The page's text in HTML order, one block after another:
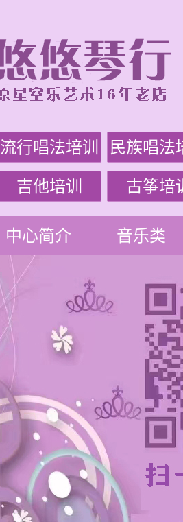
流行唱法培训 民族唱法
吉他培训 古筝培
中心简介 音乐类